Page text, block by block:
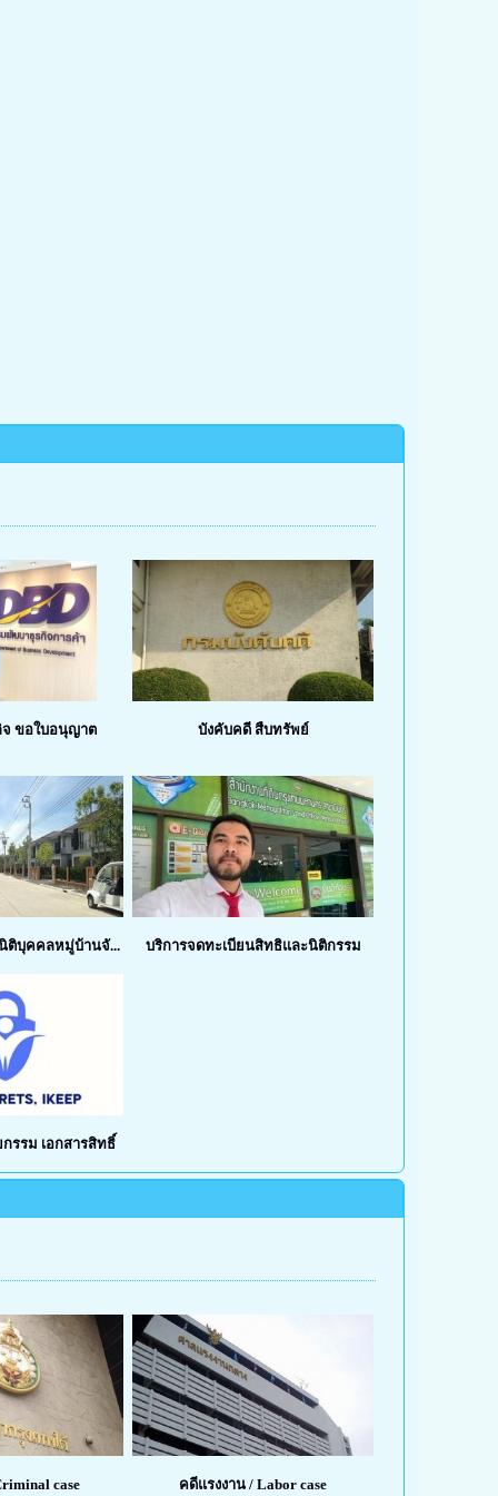
จ ขอใบอนุญาต บังคับคดี สืบทรัพย์
ติบุคคลหมู่บ้านจั... บริการจดทะเบียนสิทธิและนิติกรรม
รรม เอกสารสิทธิ์
case คดีแรงงาน / Labor case